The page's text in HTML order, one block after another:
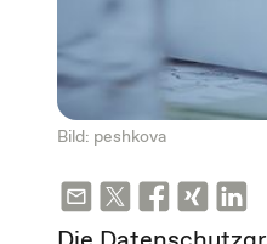
Bild: peshkova